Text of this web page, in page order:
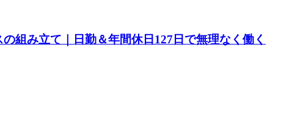
組み立て｜日勤＆年間休日127日で無理なく働く